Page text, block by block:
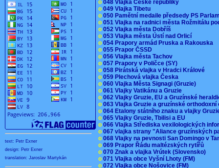
text: Petr Exner
design: Petr Exner
translation: Jaroslav Martykán
o 048 Vlajka České republiky
o 049 Vlajka Tibetu
o 050 Pamětní medaile předsedy PS
o 051 Vlajka na radnici města Rožmitálu
o 052 Vlajka města Dobříš
o 053 Vlajka města Ústí nad Orlicí
o 054 Prapory armád Pruska a Rakouska
o 055 Prapor ČSSD
o 056 Vlajka města Tachov
o 057 Prapory v Poličce (SY)
o 058 Pirátská vlajka v Hradci Králové
o 059 Plechová vlajka Česka
o 060 Vlajka Města Signagi (Gruzie)
o 061 Vlajky Vatikánu a Gruzie
o 062 Vlajky Gruzie, EU a Gruzínské
o 063 Vlajka Gruzie a gruzínské
o 064 Etalony státního znaku a vlajky
o 065 Vlajky Gruzie, Tbilisi a EU
o 066 Vlajka Střediska vexilologických
o 067 vlajka strany "Aliance gruzínských
o 068 Vlajky na pevnosti San Domingo v
o 069 Prapor Řádu maltézských rytířů
o 070 Znak a vlajka Vrútek (Slovensko)
o 071 Vlajka obce Vyšní Lhoty (FM)
o 072 Vlajka obce Nošovice (FM)